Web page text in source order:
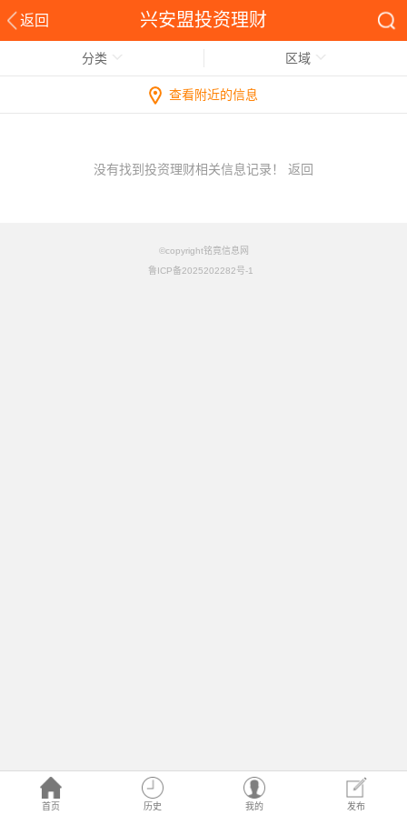
返回 兴安盟投资理财
首页 历史 我的 发布
分类 区域
查看附近的信息
没有找到投资理财相关信息记录！ 返回
©copyright铭竟信息网
鲁ICP备2025202282号-1